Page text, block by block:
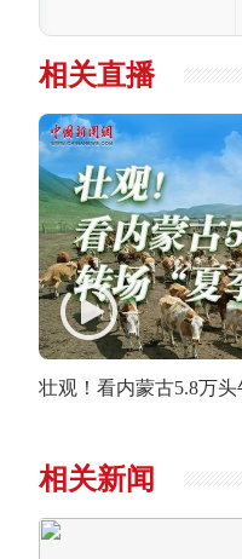
相关直播
壮观！看内蒙古5.8万
相关新闻